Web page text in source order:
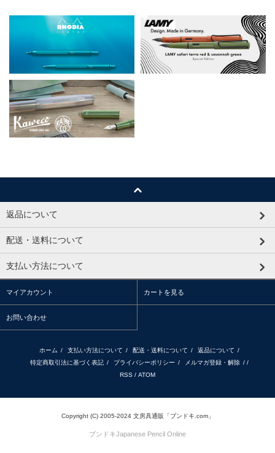
返品について
配送・送料について
支払い方法について
マイアカウント カートを見る
お問い合わせ
ホーム / 支払い方法について / 配送・送料について / 返品について /
特定商取引法に基づく表記 / プライバシーポリシー / メルマガ登録・解除 / /
RSS / ATOM
Copyright (C) 2005-2024 文房具通販「ブンドキ.com」
ブンドキJapanese Pencil Online